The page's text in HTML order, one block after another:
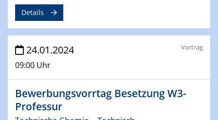
Online Workshop
Ben Gurion University
25.04.2024
CENIDE & WIN Seminar Series on 2D-
MATURE
Speaker: Albert Dato (Harvey Mudd College)
Details
24.01.2024
09:00 Uhr
Vortrag
Bewerbungsvorrtag Besetzung W3-
Professur